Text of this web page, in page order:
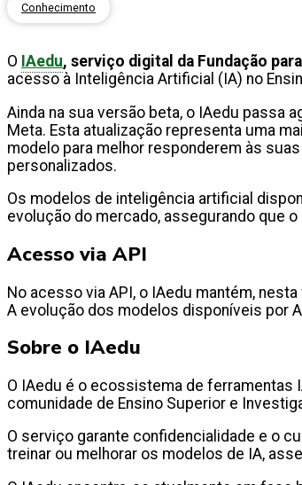
Conhecimento
O IAedu, serviço digital da Fundação
acesso à Inteligência Artificial (IA) no
Ainda na sua versão beta, o IAedu passa
Meta. Esta atualização representa uma
modelo para melhor responderem às
personalizados.
Os modelos de inteligência artificial
evolução do mercado, assegurando que
Acesso via API
No acesso via API, o IAedu mantém,
A evolução dos modelos disponíveis por
Sobre o IAedu
O IAedu é o ecossistema de
comunidade de Ensino Superior e
O serviço garante confidencialidade e o
treinar ou melhorar os modelos de IA,